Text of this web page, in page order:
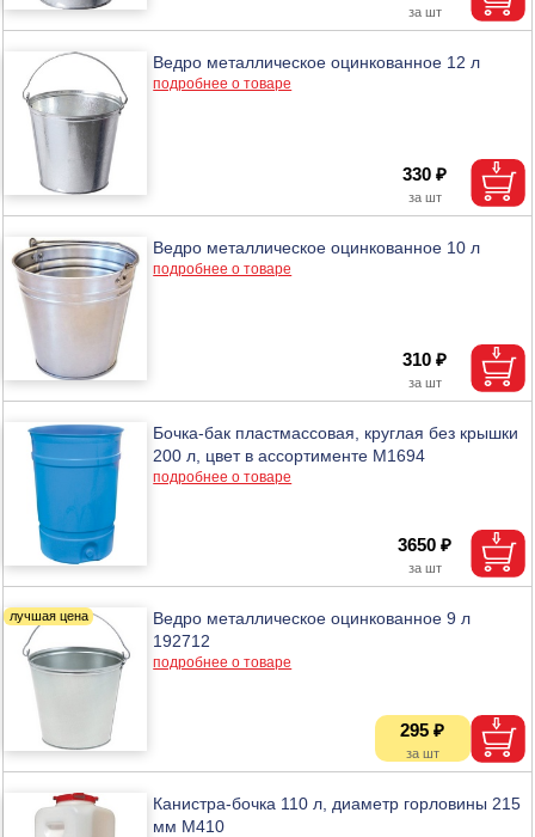
Ведро металлическое оцинкованное 12 л
подробнее о товаре
330 ₽
Ведро металлическое оцинкованное 10 л
подробнее о товаре
310 ₽
Бочка-бак пластмассовая, круглая без крышки
200 л, цвет в ассортименте М1694
подробнее о товаре
3650 ₽
Ведро металлическое оцинкованное 9 л
192712
подробнее о товаре
295 ₽
Канистра-бочка 110 л, диаметр горловины 215
мм М410